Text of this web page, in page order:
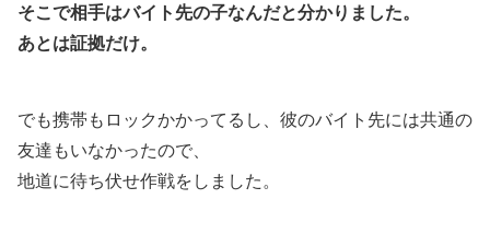
そこで相手はバイト先の子なんだと分かりました。
あとは証拠だけ。
でも携帯もロックかかってるし、彼のバイト先には共通の
友達もいなかったので、
地道に待ち伏せ作戦をしました。